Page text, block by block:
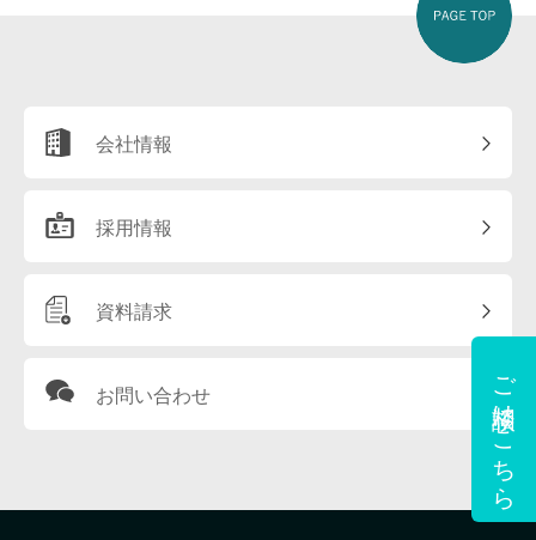
会社情報
採用情報
資料請求
お問い合わせ ご相談はこちら